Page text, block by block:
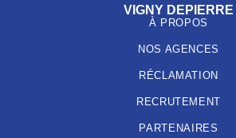
VIGNY DEPIERRE
À PROPOS
NOS AGENCES
RÉCLAMATION
RECRUTEMENT
PARTENAIRES